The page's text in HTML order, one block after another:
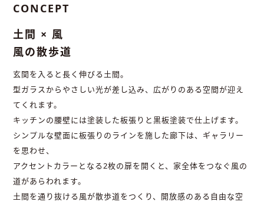
CONCEPT
土間 × 風
風の散歩道
玄関を入ると長く伸びる土間。
型ガラスからやさしい光が差し込み、広がりのある空間が迎え
てくれます。
キッチンの腰壁には塗装した板張りと黒板塗装で仕上げます。
シンプルな壁面に板張りのラインを施した廊下は、ギャラリー
を思わせ、
アクセントカラーとなる2枚の扉を開くと、家全体をつなぐ風の
道があらわれます。
土間を通り抜ける風が散歩道をつくり、開放感のある自由な空